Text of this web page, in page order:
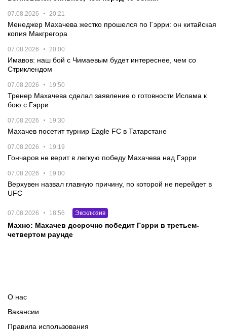
07.08.2026 20:21
Менеджер Махачева жестко прошелся по Гэрри: он китайская
копия Макгрегора
07.08.2026 20:00
Имавов: наш бой с Чимаевым будет интереснее, чем со
Стриклендом
07.08.2026 19:50
Тренер Махачева сделал заявление о готовности Ислама к
бою с Гэрри
07.08.2026 19:30
Махачев посетит турнир Eagle FC в Татарстане
07.08.2026 19:19
Гончаров не верит в легкую победу Махачева над Гэрри
07.08.2026 19:00
Верхувен назвал главную причину, по которой не перейдет в
UFC
07.08.2026 18:56 Эксклюзив
Махно: Махачев досрочно победит Гэрри в третьем-
четвертом раунде
О нас
Вакансии
Правила использования